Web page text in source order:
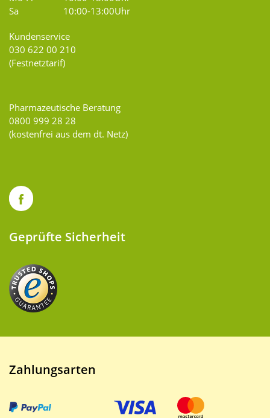
Sa
10:00-13:00Uhr
Kundenservice
030 622 00 210
(Festnetztarif)
Pharmazeutische Beratung
0800 999 28 28
(kostenfrei aus dem dt. Netz)
Geprüfte Sicherheit
Zahlungsarten